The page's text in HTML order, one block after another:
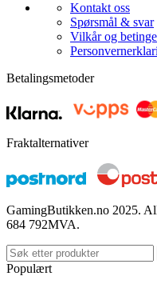
Kontakt oss
Spørsmål & svar
Vilkår og
Betalingsmetoder
Fraktalternativer
GamingButikken.no 2025.
684 792MVA.
Populært